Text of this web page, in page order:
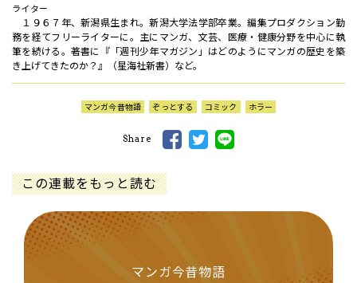
ライター
１９６７年、新潟県生まれ。新潟大学法学部卒業。編集プロダクション勤
務を経てフリーライターに。主にマンガ、文芸、医療・健康分野を中心に執
筆を続ける。著書に『「週刊少年マガジン」はどのようにマンガの歴史を築
き上げてきたのか？』（星海社新書）など。
マンガ今昔物語 ぞっとする コミック ホラー
Share
この連載をもっと読む
マンガ今昔物語